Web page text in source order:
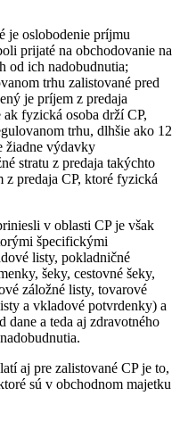
je oslobodenie príjmu
prijaté na obchodovanie na
od ich nadobudnutia;
trhu zalistované pred
je príjem z predaja
fyzická osoba drží CP,
trhu, dlhšie ako 12
žiadne výdavky
stratu z predaja takýchto
predaja CP, ktoré fyzická
v oblasti CP je však
špecifickými
listy, pokladničné
šeky, cestovné šeky,
záložné listy, tovarové
a vkladové potvrdenky) a
a teda aj zdravotného
aj pre zalistované CP je to,
sú v obchodnom majetku